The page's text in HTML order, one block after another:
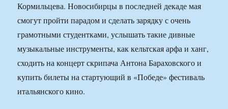
Кормильцева. Новосибирцы в последней декаде мая
смогут пройти парадом и сделать зарядку с очень
грамотными студентками, услышать такие дивные
музыкальные инструменты, как кельтская арфа и ханг,
сходить на концерт скрипача Антона Бараховского и
купить билеты на стартующий в «Победе» фестиваль
итальянского кино.